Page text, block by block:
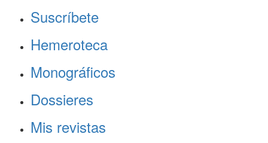
Suscríbete
Hemeroteca
Monográficos
Dossieres
Mis revistas